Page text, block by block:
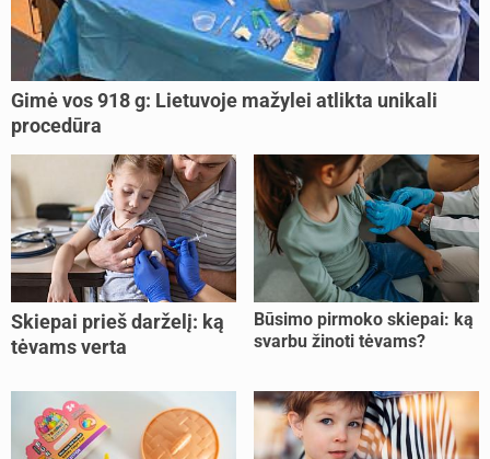
Gimė vos 918 g: Lietuvoje mažylei atlikta unikali
procedūra
Skiepai prieš darželį: ką
tėvams verta
Būsimo pirmoko skiepai: ką
svarbu žinoti tėvams?